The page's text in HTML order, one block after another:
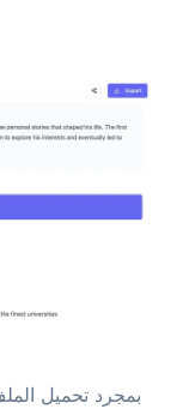
بمجرد تحميل